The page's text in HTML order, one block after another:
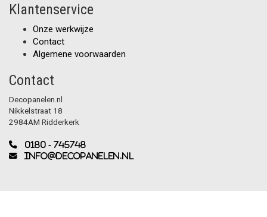
Klantenservice
Onze werkwijze
Contact
Algemene voorwaarden
Contact
Decopanelen.nl
Nikkelstraat 18
2984AM Ridderkerk
0180 - 745748
info@decopanelen.nl